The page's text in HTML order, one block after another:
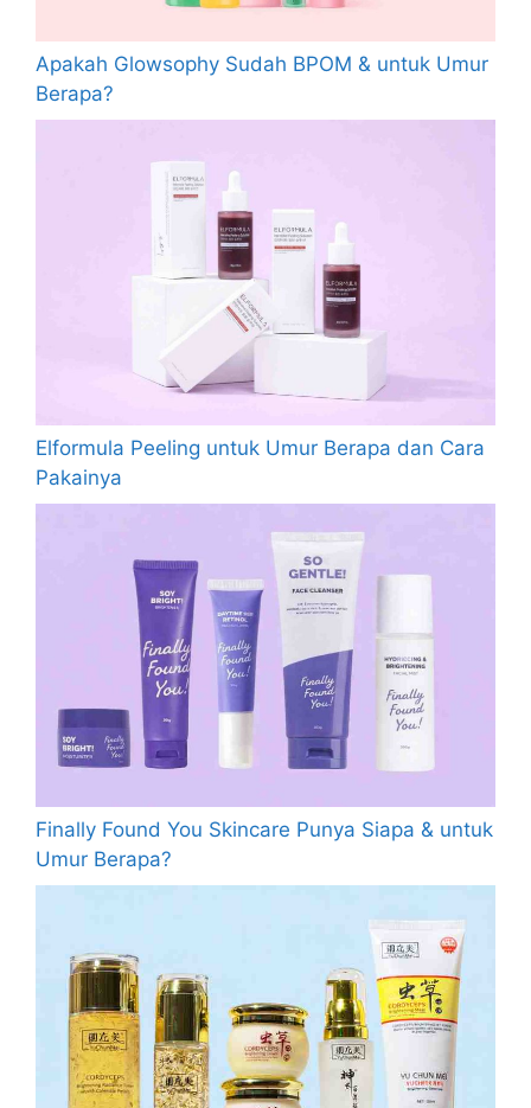
Apakah Glowsophy Sudah BPOM & untuk Umur
Berapa?
Elformula Peeling untuk Umur Berapa dan Cara
Pakainya
Finally Found You Skincare Punya Siapa & untuk
Umur Berapa?